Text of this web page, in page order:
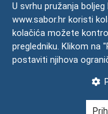
Zaštita osobnih podataka
Impressum
Česta pitanja
U svrhu pružanja
www.sabor.hr koristi
kolačića možete
pregledniku. Klikom na
postaviti njihova